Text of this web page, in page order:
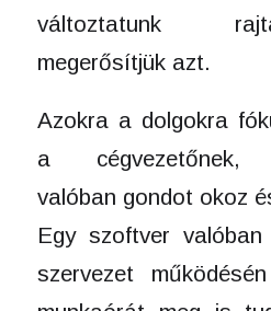
változtatunk
megerősítjük azt.
Azokra a dolgokra
a cégvezetőnek,
valóban gondot okoz
Egy szoftver
szervezet